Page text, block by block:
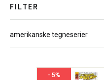
FILTER
amerikanske tegneserier
- 5%